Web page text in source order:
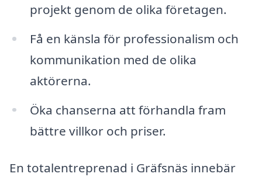
projekt genom de olika företagen.
Få en känsla för professionalism och
kommunikation med de olika
aktörerna.
Öka chanserna att förhandla fram
bättre villkor och priser.
En totalentreprenad i Gräfsnäs innebär